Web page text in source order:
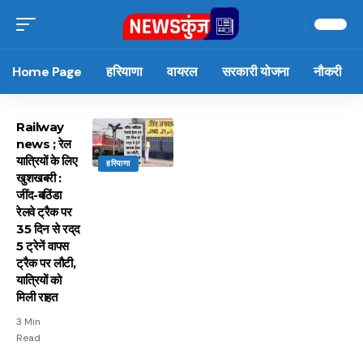
Home Page हरियाणा वायरल सरकारी योजना नौकरी
हरियाणा
Railway
news ; रेल
यात्रियों के लिए
खुशखबरी :
जींद-बठिंडा
रेलवे ट्रैक पर
35 दिन से रद्​द
5 ट्रेनें वापस
ट्रैक पर लौटी,
यात्रियों को
मिली राहत
3 Min
Read